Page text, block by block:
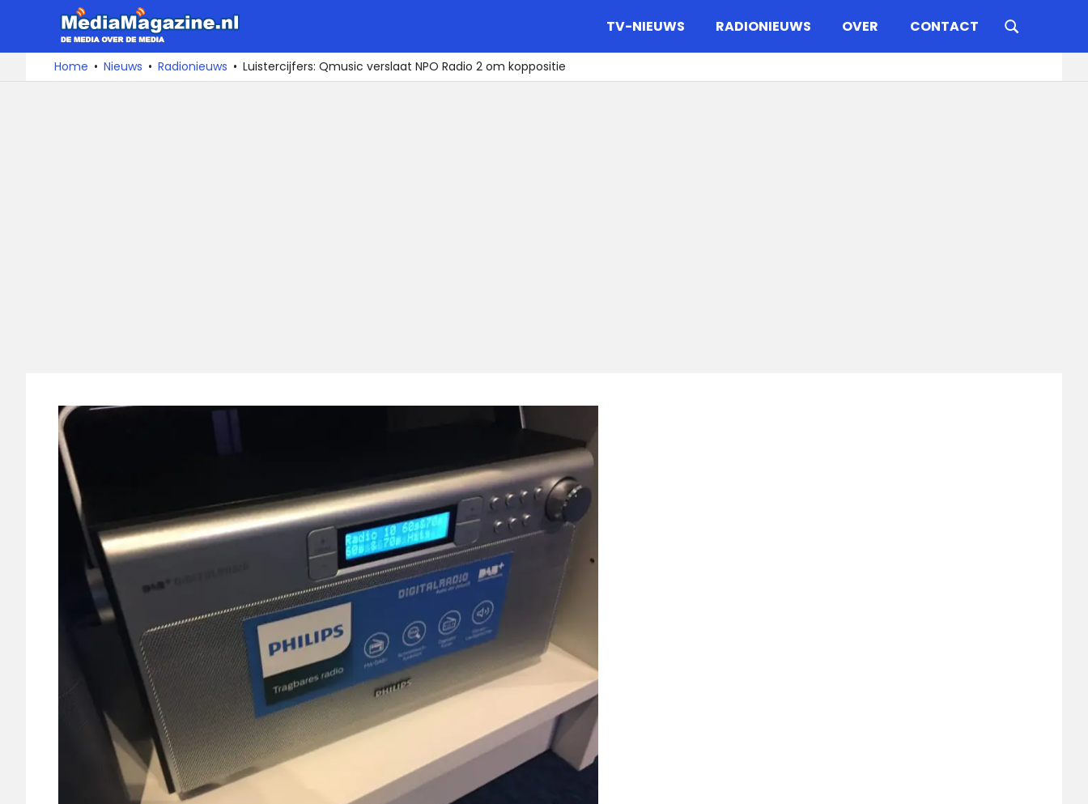
naar
De
media
over
TV-NIEUWS RADIONIEUWS OVER CONTACT
Home Nieuws Radionieuws Luistercijfers: Qmusic verslaat NPO Radio 2 om koppositie